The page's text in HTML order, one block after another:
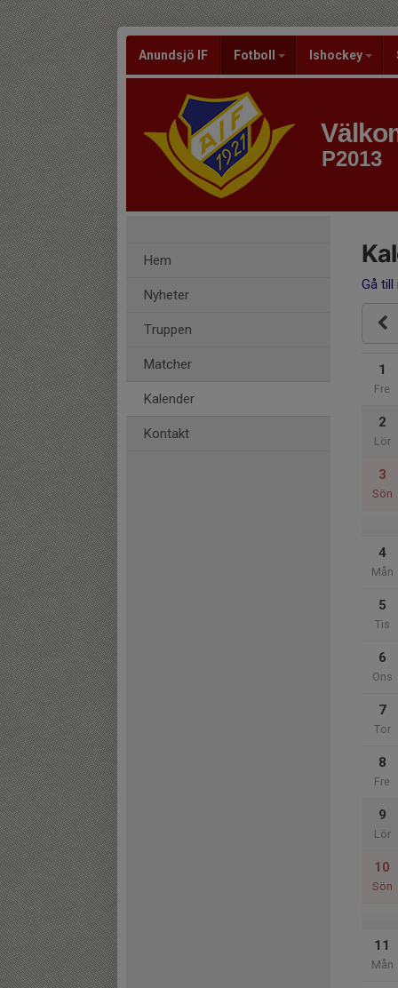
Anundsjö IF Fotboll Ishockey
P2013
Hem
Nyheter
Truppen
Matcher
Kalender
Kontakt
Gå till
1
Fre
2
Lör
3
Sön
4
Mån
5
Tis
6
Ons
7
Tor
8
Fre
9
Lör
10
Sön
11
Mån